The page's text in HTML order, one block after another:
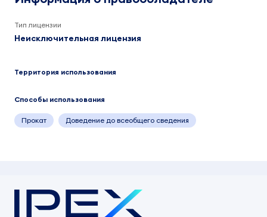
Тип лицензии
Неисключительная лицензия
Территория использования
Способы использования
Прокат Доведение до всеобщего сведения